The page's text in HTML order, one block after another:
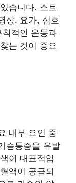
습니다. 스트
상, 요가, 심호
적인 운동과
는 것이 중요
내부 요인 중
슴통증을 유발
이 대표적입
액이 공급되